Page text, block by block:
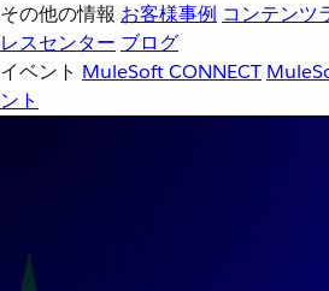
その他の情報 お客様事例 コンテンツ
レスセンター ブログ
イベント MuleSoft CONNECT
ント